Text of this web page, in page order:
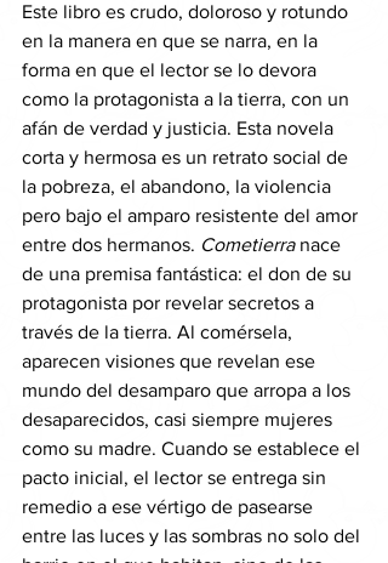
Este libro es crudo, doloroso y rotundo
en la manera en que se narra, en la
forma en que el lector se lo devora
como la protagonista a la tierra, con un
afán de verdad y justicia. Esta novela
corta y hermosa es un retrato social de
la pobreza, el abandono, la violencia
pero bajo el amparo resistente del amor
entre dos hermanos. Cometierra nace
de una premisa fantástica: el don de su
protagonista por revelar secretos a
través de la tierra. Al comérsela,
aparecen visiones que revelan ese
mundo del desamparo que arropa a los
desaparecidos, casi siempre mujeres
como su madre. Cuando se establece el
pacto inicial, el lector se entrega sin
remedio a ese vértigo de pasearse
entre las luces y las sombras no solo del